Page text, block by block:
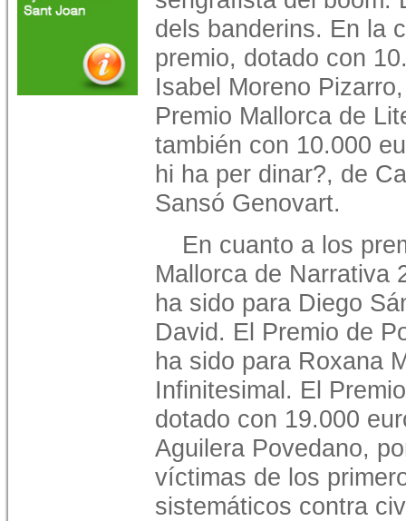
dels banderins. En la
premio, dotado con
Isabel Moreno
Premio Mallorca de
también con 10.000
hi ha per dinar?, de
Sansó Genovart.
En cuanto a los
Mallorca de Narrativa
ha sido para Diego
David. El Premio de
ha sido para Roxana
Infinitesimal. El
dotado con 19.000
Aguilera Povedano,
víctimas de los
sistemáticos contra